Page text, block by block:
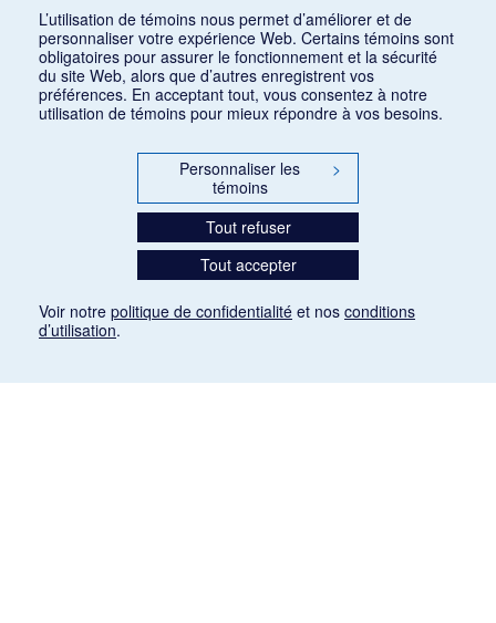
L’utilisation de témoins nous permet d’améliorer et de
personnaliser votre expérience Web. Certains témoins sont
obligatoires pour assurer le fonctionnement et la sécurité
du site Web, alors que d’autres enregistrent vos
préférences. En acceptant tout, vous consentez à notre
utilisation de témoins pour mieux répondre à vos besoins.
Personnaliser les
témoins
>
Tout refuser
Tout accepter
Voir notre politique de confidentialité et nos conditions
d’utilisation.